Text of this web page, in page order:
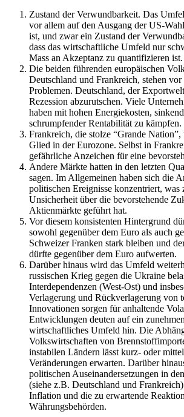
Zustand der Verwundbarkeit. Das
vor allem auf den Ausgang der US-
ist, und zwar ein Zustand der
dass das wirtschaftliche Umfeld nur
Mass an Akzeptanz zu quantifizieren ist.
Die beiden führenden europäischen
Deutschland und Frankreich, stehen vor
Problemen. Deutschland, der
Rezession abzurutschen. Viele
haben mit hohen Energiekosten,
schrumpfender Rentabilität zu kämpfen.
Frankreich, die stolze “Grande
Glied in der Eurozone. Selbst in
gefährliche Anzeichen für eine
Andere Märkte hatten in den letzten
sagen. Im Allgemeinen haben sich die
politischen Ereignisse konzentriert, was
Unsicherheit über die bevorstehende
Aktienmärkte geführt hat.
Vor diesem konsistenten Hintergrund
sowohl gegenüber dem Euro als auch
Schweizer Franken stark bleiben und
dürfte gegenüber dem Euro aufwerten.
Darüber hinaus wird das Umfeld
russischen Krieg gegen die Ukraine
Interdependenzen (West-Ost) und
Verlagerung und Rückverlagerung von
Innovationen sorgen für anhaltende
Entwicklungen deuten auf ein
wirtschaftliches Umfeld hin. Die
Volkswirtschaften von
instabilen Ländern lässt kurz- oder
Veränderungen erwarten. Darüber
politischen Auseinandersetzungen in
(siehe z.B. Deutschland und
Inflation und die zu erwartende
Währungsbehörden.